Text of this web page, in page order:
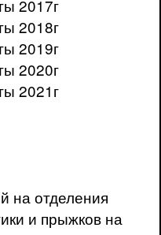
2017г
2018г
2019г
2020г
2021г
на отделения
и прыжков на